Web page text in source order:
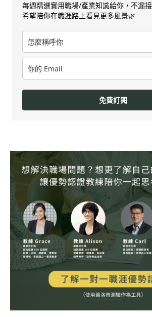
每週精選實用職場/產業知識給你，不漏
希望陪你在職涯路上看見更多風景🌿
免費訂閱